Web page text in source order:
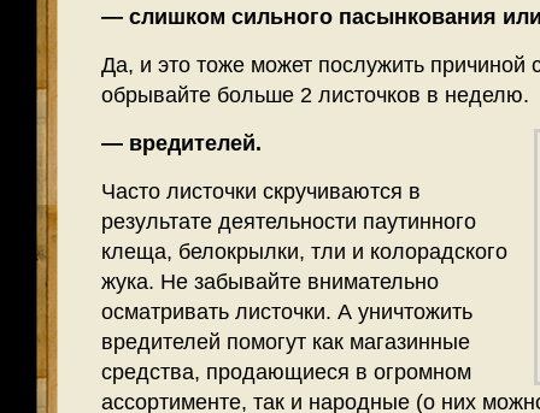
— слишком сильного пасынкования
Да, и это тоже может послужить причиной
обрывайте больше 2 листочков в неделю.
— вредителей.
Часто листочки скручиваются в
результате деятельности паутинного
клеща, белокрылки, тли и колорадского
жука. Не забывайте внимательно
осматривать листочки. А уничтожить
вредителей помогут как магазинные
средства, продающиеся в огромном
ассортименте, так и народные (о них